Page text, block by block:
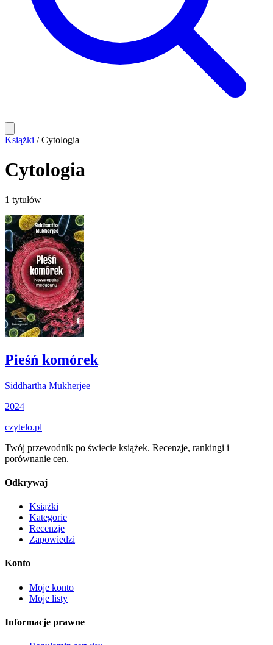
Książki / Cytologia
Cytologia
1 tytułów
Pieśń komórek
Siddhartha Mukherjee
2024
czytelo.pl
Twój przewodnik po świecie książek. Recenzje, rankingi i
porównanie cen.
Odkrywaj
Książki
Kategorie
Recenzje
Zapowiedzi
Konto
Moje konto
Moje listy
Informacje prawne